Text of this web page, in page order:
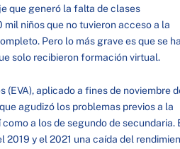
que generó la falta de clases
niños que no tuvieron acceso a la
Pero lo más grave es que se ha
solo recibieron formación virtual.
aplicado a fines de noviembre
agudizó los problemas previos a la
a los de segundo de secundaria.
y el 2021 una caída del